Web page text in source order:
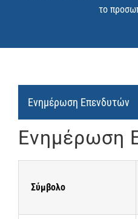
το
Ενημέρωση Επενδυτών
Ενημέρωση
Σύμβολο